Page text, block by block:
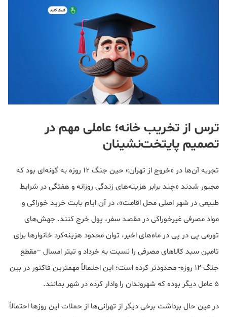
ترس از تخریب خانه؛ عاملی مهم در
تصمیم پایتخت‌نشینان
تجربه آن‌ها در «خروج از تهران» حین جنگ ۱۲ روزه به گونه‌ای بود که
مجبور شدند «چند برابر هزینه‌های زندگی روزانه و هفتگی در شرایط
طبیعی در شهر اصلی محل اقامت»، در آن ایام بابت خرید خوراکی و
مواد مصرفی غیرخوراکی در مقصد سفر، پول خرج کنند. جهش‌های
تورمی پی در پی در ماه‌های اخیر، توان محدود هزینه‌کرد خانوارها برای
تامین سبد کالاهای مصرفی را نسبت به خرداد و تیتر امسال –مقطع
جنگ ۱۲ روزه- محدودتر کرده است؛ این احتمالاً مهمترین فاکتور در بین
۵ عامل دیگر بوده که شهروندان را وادار کرده در شهر بمانند.
در عین حال برداشت برخی دیگر از تهرانی‌ها از حملات این روزها احتمالاً